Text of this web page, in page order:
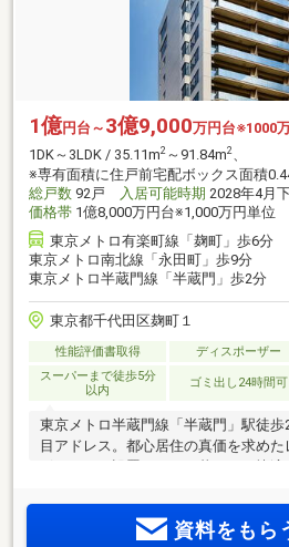
1億円台～ 3億9,000万円台※1000
1DK～3LDK / 35.11m2 ～91.84m2
※専有面積に住戸前宅配ボックス面積
総戸数 92戸 入居可能時期 2028年4月
価格帯 1億8,000万円台※1,000万円単位
東京メトロ有楽町線「麹町」歩6分
東京メトロ南北線「永田町」歩9分
東京メトロ半蔵門線「半蔵門」歩2分
東京都千代田区麹町１
性能評価書取得 ディスポーザー
スーパーまで徒歩5分
以内
ゴミ出し24時間可
東京メトロ半蔵門線「半蔵門」駅徒
目アドレス。都心居住の真価を求め
資料をもら